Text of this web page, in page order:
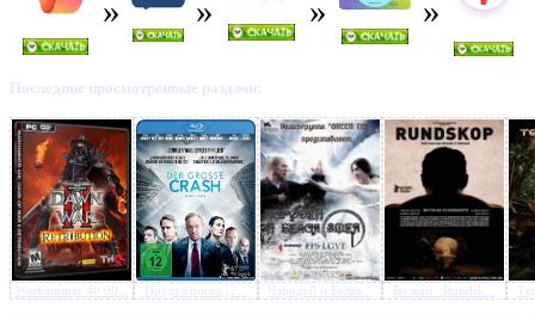
Последние просмотренные раздачи:
Warhammer 40.00... Предел риска (2... Чародей и Белая... Болван / Rundsk...